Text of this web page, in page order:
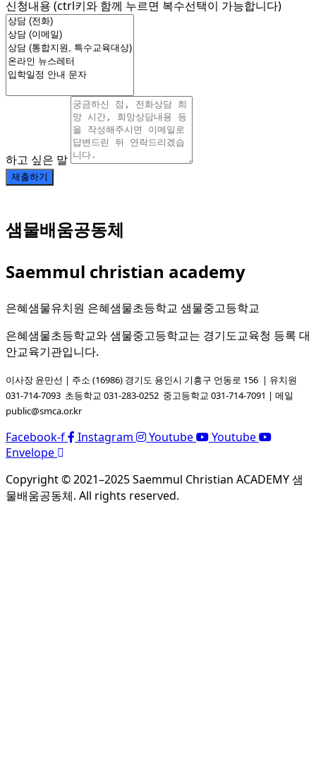
신청내용 (ctrl키와 함께 누르면 복수선택이 가능합니다)
하고 싶은 말
제출하기
샘물배움공동체
Saemmul christian academy
은혜샘물유치원 은혜샘물초등학교 샘물중고등학교
은혜샘물초등학교와 샘물중고등학교는 경기도교육청 등록 대
안교육기관입니다.
이사장 윤만선 | 주소 (16986) 경기도 용인시 기흥구 언동로 156 | 유치원
031-714-7093 초등학교 031-283-0252 중고등학교 031-714-7091 | 메일
public@smca.or.kr
Facebook-f Instagram Youtube
Youtube
Envelope
Copyright © 2021–2025 Saemmul Christian ACADEMY 샘
물배움공동체. All rights reserved.